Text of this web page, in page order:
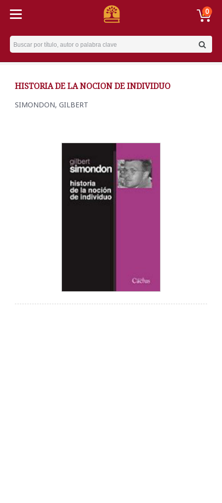
0
Username
HISTORIA DE LA NOCION DE INDIVIDUO
SIMONDON, GILBERT